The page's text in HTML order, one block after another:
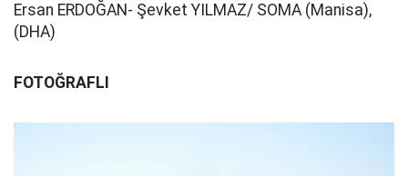
Ersan ERDOĞAN- Şevket YILMAZ/ SOMA (Manisa),
(DHA)
FOTOĞRAFLI